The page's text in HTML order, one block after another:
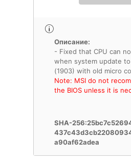
Описание:
- Fixed that CPU can
when system update
Note: MSI do not
the BIOS unless it is
SHA-
a90af62adea